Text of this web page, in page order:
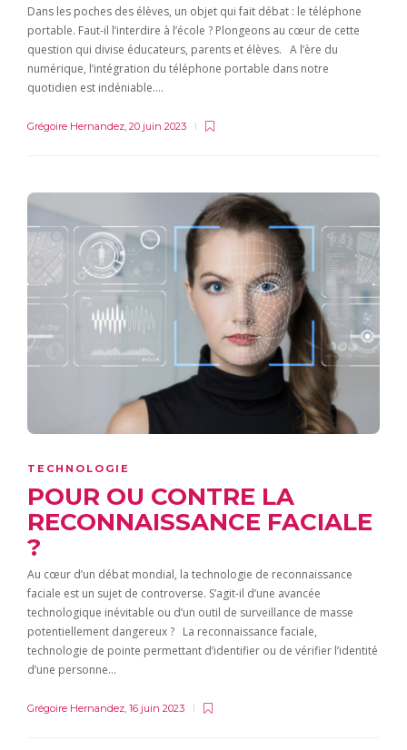
Dans les poches des élèves, un objet qui fait débat : le téléphone
portable. Faut-il l’interdire à l’école ? Plongeons au cœur de cette
question qui divise éducateurs, parents et élèves. A l’ère du
numérique, l’intégration du téléphone portable dans notre
quotidien est indéniable….
Grégoire Hernandez 20 juin 2023
TECHNOLOGIE
POUR OU CONTRE LA
RECONNAISSANCE FACIALE
?
Au cœur d’un débat mondial, la technologie de reconnaissance
faciale est un sujet de controverse. S’agit-il d’une avancée
technologique inévitable ou d’un outil de surveillance de masse
potentiellement dangereux ? La reconnaissance faciale,
technologie de pointe permettant d’identifier ou de vérifier l’identité
d’une personne…
Grégoire Hernandez, 16 juin 2023